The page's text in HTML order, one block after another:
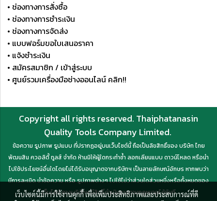
• ช่องทางการสั่งซื้อ
• ช่องทางการชำระเงิน
• ช่องทางการจัดส่ง
• แบบฟอร์มขอใบเสนอราคา
• แจ้งชำระเงิน
• สมัครสมาชิก / เข้าสู่ระบบ
• ศูนย์รวมเครื่องมือช่างออนไลน์ คลิก!!
Copyright all rights reserved. Thaiphatanasin
Quality Tools Company Limited.
ข้อความ รูปภาพ รูปแบบ ที่ปรากฏอยู่บนเว็บไซต์นี้ ถือเป็นลิขสิทธิ์ของ บริษัท ไทย
พัฒนสิน ควอลิตี้ ทูลส์ จำกัด ห้ามมิให้ผู้ใดกระทำซ้ำ ลอกเลียนแบบ ดาวน์โหลด หรือนำ
ไปใช้ประโยชน์อื่นใดโดยไม่ได้รับอนุญาตจากบริษัทฯ เป็นลายลักษณ์อักษร หากพบว่า
มีการละเมิด นำข้อความ หรือ รูปภาพต่างๆ ไปใช้ไม่ว่าส่วนใดส่วนหนึ่งหรือทั้งหมดของ
เว็บไซต์ ทางบริษัทฯ มีสิทธิ์ดำเนินการตามกฎหมายได้ทันที
เว็บไซต์นี้มีการใช้งานคุกกี้ เพื่อเพิ่มประสิทธิภาพและประสบการณ์ที่ดี